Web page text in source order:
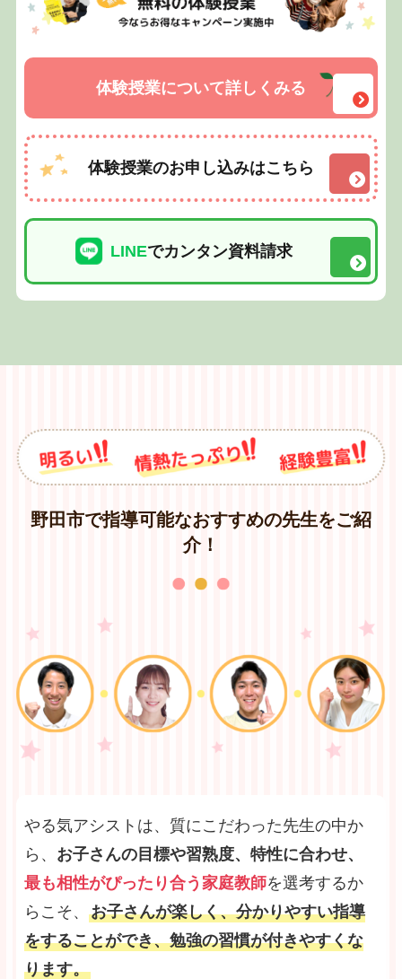
体験授業について詳しくみる
体験授業のお申し込みはこちら
LINEでカンタン資料請求
野田市で指導可能なおすすめの先生をご紹
介！
やる気アシストは、質にこだわった先生の中か
ら、 お子さんの目標や習熟度、特性に合わせ、
最も相性がぴったり合う家庭教師を選考するか
らこそ、 お子さんが楽しく、分かりやすい指導
をすることができ、勉強の習慣が付きやすくな
ります。